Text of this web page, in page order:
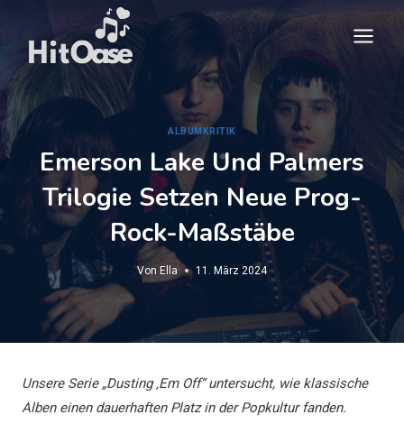
springen
ALBUMKRITIK
Emerson Lake Und Palmers
Trilogie Setzen Neue Prog-
Rock-Maßstäbe
Von Ella 11. März 2024
Unsere Serie „Dusting ‚Em Off“ untersucht, wie klassische
Alben einen dauerhaften Platz in der Popkultur fanden.